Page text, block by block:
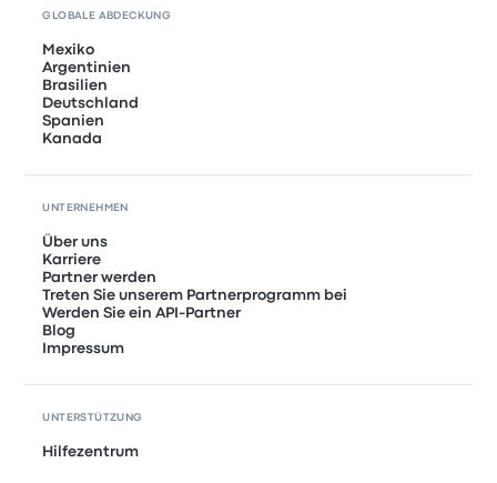
GLOBALE ABDECKUNG
Mexiko
Argentinien
Brasilien
Deutschland
Spanien
Kanada
UNTERNEHMEN
Über uns
Karriere
Partner werden
Treten Sie unserem Partnerprogramm bei
Werden Sie ein API-Partner
Blog
Impressum
UNTERSTÜTZUNG
Hilfezentrum